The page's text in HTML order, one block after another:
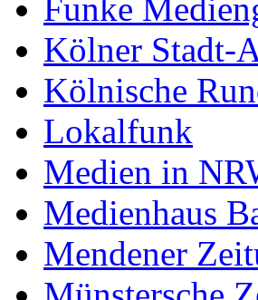
Funke
Kölner Stadt-
Kölnische
Lokalfunk
Medien in
Medienhaus
Mendener